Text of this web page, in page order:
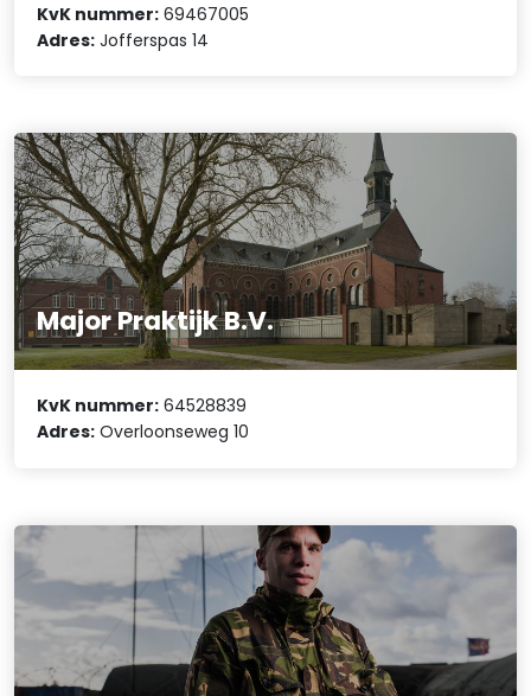
KvK nummer: 69467005
Adres: Jofferspas 14
Major Praktijk B.V.
KvK nummer: 64528839
Adres: Overloonseweg 10